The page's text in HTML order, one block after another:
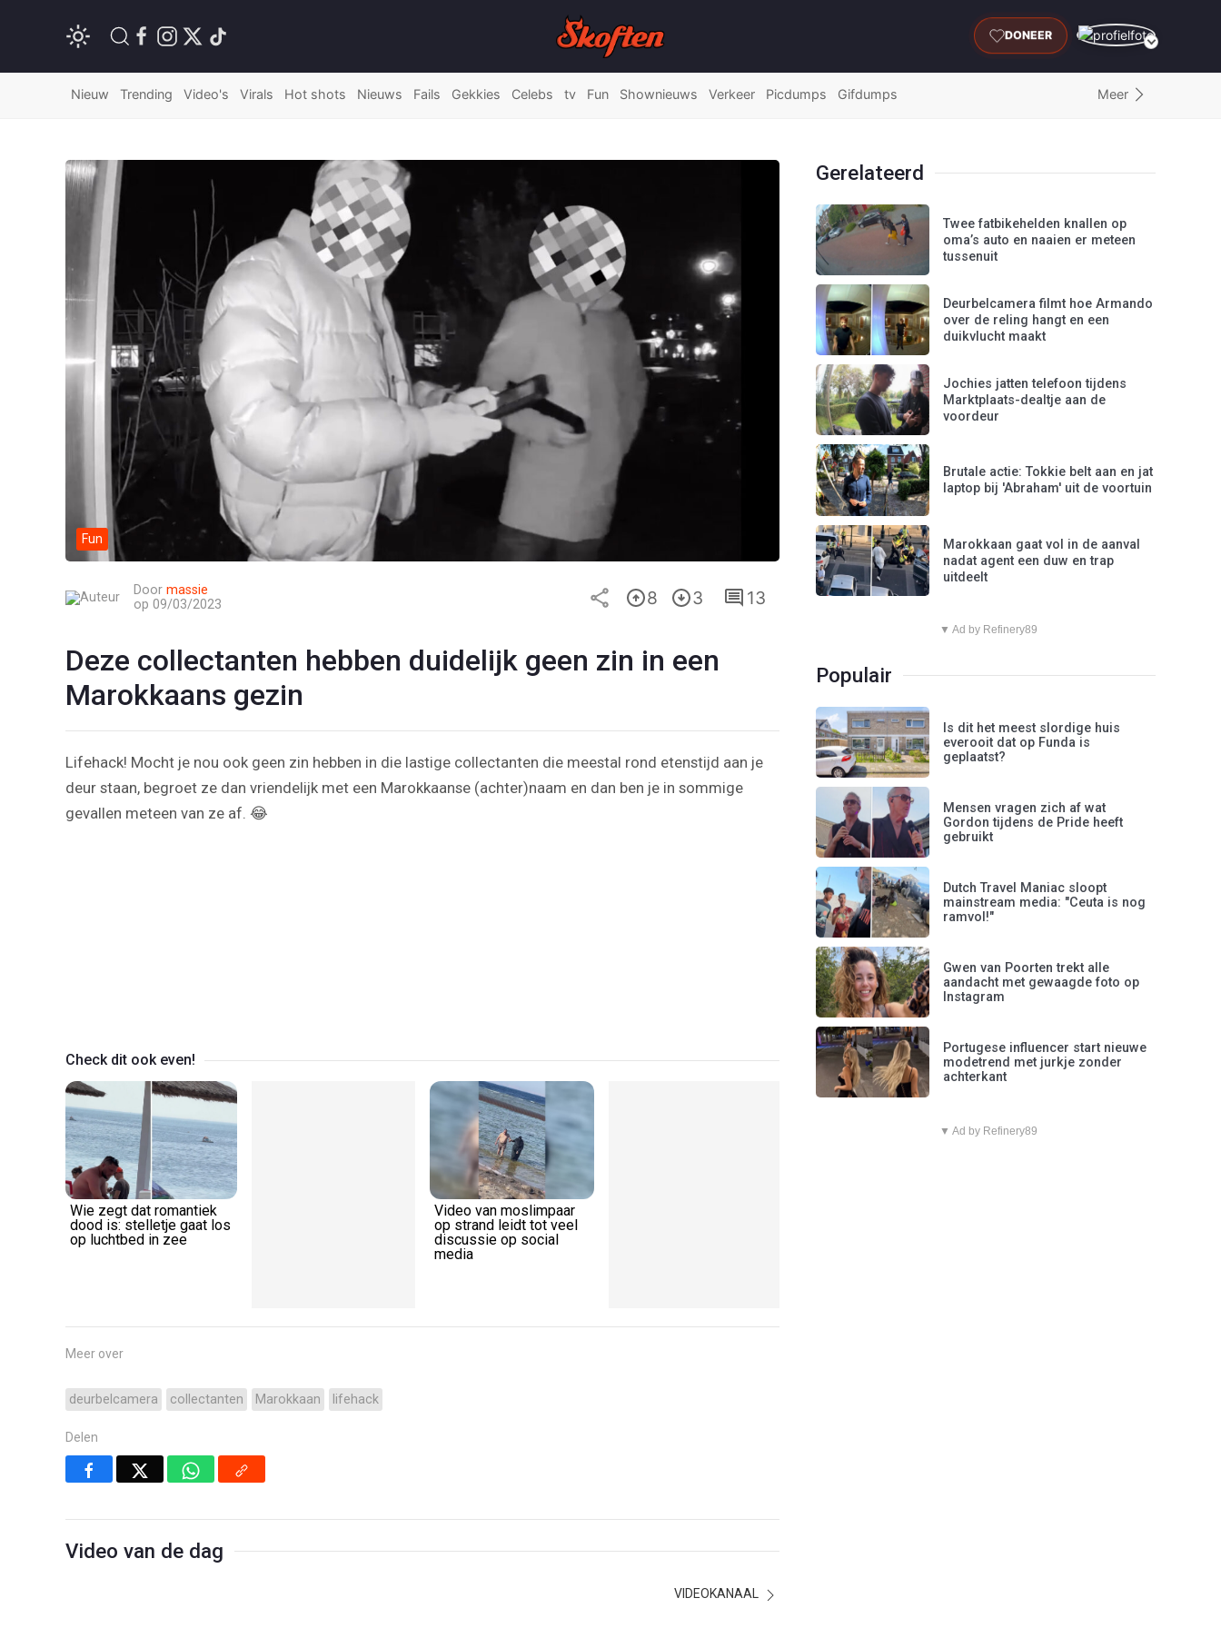
DONEER
Nieuw Trending Video's Virals Hot shots Nieuws Fails Gekkies Celebs tv Fun Shownieuws Verkeer Picdumps Gifdumps Meer
Fun
Door massie
op 09/03/2023
8 3 13
Deze collectanten hebben duidelijk geen zin in een
Marokkaans gezin
Lifehack! Mocht je nou ook geen zin hebben in die lastige collectanten die meestal rond etenstijd aan je
deur staan, begroet ze dan vriendelijk met een Marokkaanse (achter)naam en dan ben je in sommige
gevallen meteen van ze af. 😂
Play
Video
Check dit ook even!
Wie zegt dat romantiek
dood is: stelletje gaat los
op luchtbed in zee
Video van moslimpaar
op strand leidt tot veel
discussie op social
media
Meer over
deurbelcamera collectanten Marokkaan lifehack
Delen
Video van de dag
VIDEOKANAAL
Gerelateerd
Twee fatbikehelden knallen op
oma’s auto en naaien er meteen
tussenuit
Deurbelcamera filmt hoe Armando
over de reling hangt en een
duikvlucht maakt
Jochies jatten telefoon tijdens
Marktplaats-dealtje aan de
voordeur
Brutale actie: Tokkie belt aan en jat
laptop bij 'Abraham' uit de voortuin
Marokkaan gaat vol in de aanval
nadat agent een duw en trap
uitdeelt
▼ Ad by Refinery89
Populair
Is dit het meest slordige huis
everooit dat op Funda is
geplaatst?
Mensen vragen zich af wat
Gordon tijdens de Pride heeft
gebruikt
Dutch Travel Maniac sloopt
mainstream media: "Ceuta is nog
ramvol!"
Gwen van Poorten trekt alle
aandacht met gewaagde foto op
Instagram
Portugese influencer start nieuwe
modetrend met jurkje zonder
achterkant
▼ Ad by Refinery89